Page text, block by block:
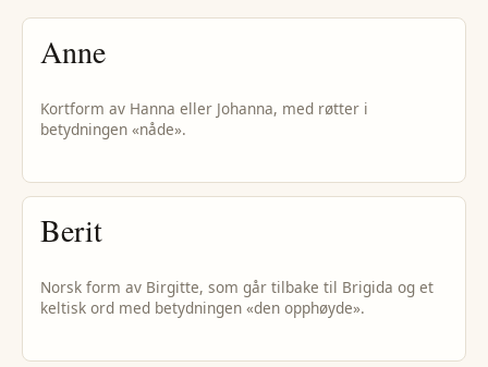
Anne
Kortform av Hanna eller Johanna, med røtter i
betydningen «nåde».
Berit
Norsk form av Birgitte, som går tilbake til Brigida og et
keltisk ord med betydningen «den opphøyde».